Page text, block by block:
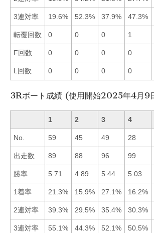
3連対率 19.6% 52.3% 37.9% 47.3%
転覆回数 0 0 0 1
F回数 0 0 0 0
L回数 0 0 0 0
3Rボート成績 (使用開始2025年4月9
1 2 3 4
No. 59 45 49 28
出走数 89 88 96 99
勝率 5.71 4.89 5.44 5.03
1着率 21.3% 15.9% 27.1% 16.2%
2連対率 39.3% 29.5% 35.4% 30.3%
3連対率 55.1% 44.3% 52.1% 50.5%